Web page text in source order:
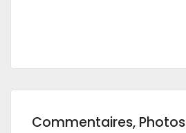
Commentaires, Photos